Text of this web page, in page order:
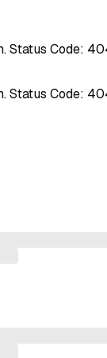
Status Code:
Status Code: